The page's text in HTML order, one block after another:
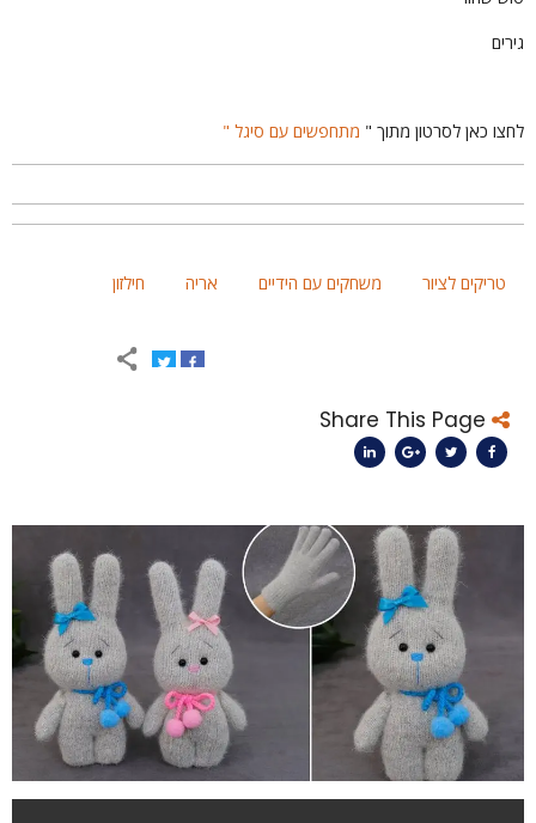
כאן לסרטון מתוך "מתחפשים עם סיגל "
טריקים לציור משחקים עם הידיים אריה חילזון
Share This Page